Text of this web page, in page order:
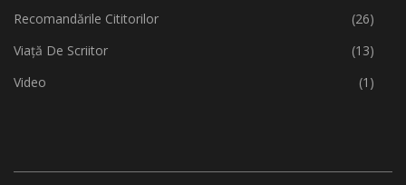
Recomandările Cititorilor
(26)
Viață De Scriitor
(13)
Video
(1)